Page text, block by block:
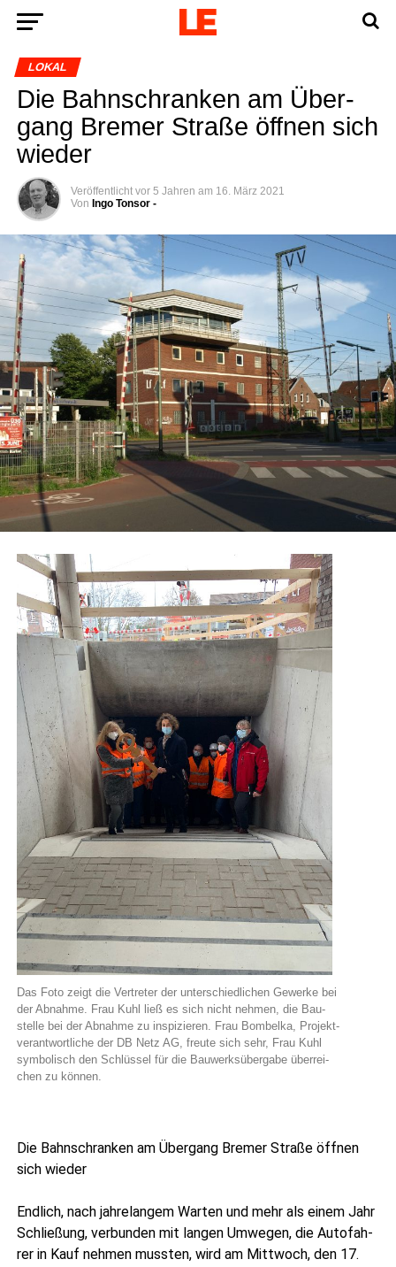
LOKAL
Die Bahn­schran­ken am Über­
gang Bre­mer Stra­ße öff­nen sich
wieder
Veröffentlicht vor 5 Jahren am 16. März 2021
Von Ingo Tonsor -
Das Foto zeigt die Ver­tre­ter der unter­schied­li­chen Gewer­ke bei
der Abnah­me. Frau Kuhl ließ es sich nicht neh­men, die Bau­
stel­le bei der Abnah­me zu inspi­zie­ren. Frau Bom­bel­ka, Pro­jekt­
ver­ant­wort­li­che der DB Netz AG, freu­te sich sehr, Frau Kuhl
sym­bo­lisch den Schlüs­sel für die Bau­werks­über­ga­be über­rei­
chen zu können.
Die Bahn­schran­ken am Über­gang Bre­mer Stra­ße öff­nen
sich wieder
End­lich, nach jah­re­lan­gem War­ten und mehr als einem Jahr
Schlie­ßung, ver­bun­den mit lan­gen Umwe­gen, die Auto­fah­
rer in Kauf neh­men muss­ten, wird am Mitt­woch, den 17.